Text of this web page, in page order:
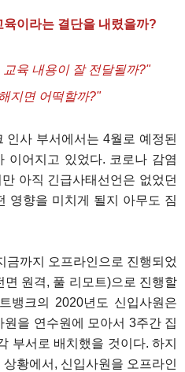
이라는 결단을 내렸을까?
육 내용이 잘 전달될까?"
지면 어떡할까?"
인사 부서에서는 4월로 예정된
이어지고 있었다. 코로나 감염
아직 긴급사태선언은 없었던
영향을 미치게 될지 아무도 짐
금까지 오프라인으로 진행되었
원격, 풀 리모트)으로 진행할
뱅크의 2020년도 신입사원은
을 연수원에 모아서 3주간 집
부서로 배치했을 것이다. 하지
황에서, 신입사원을 오프라인